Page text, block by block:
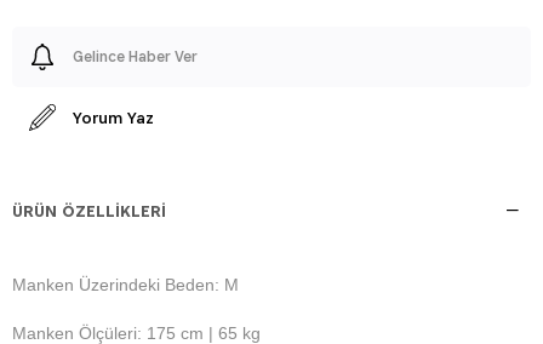
Gelince Haber Ver
Yorum Yaz
ÜRÜN ÖZELLIKLERI
Manken Üzerindeki Beden: M
Manken Ölçüleri: 175 cm | 65 kg